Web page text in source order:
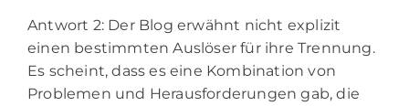
Antwort 2: Der Blog erwähnt nicht explizit
einen bestimmten Auslöser für ihre Trennung.
Es scheint, dass es eine Kombination von
Problemen und Herausforderungen gab, die